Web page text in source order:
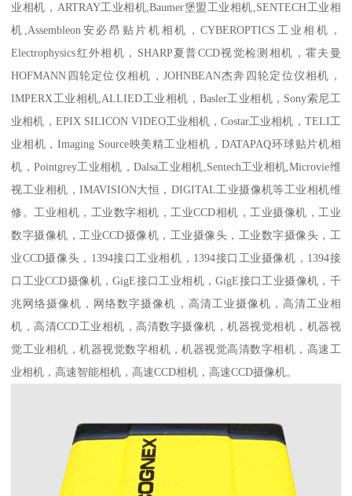
业相机，ARTRAY工业相机,Baumer堡盟工业相机,SENTECH工业相
机,Assembleon安必昂贴片机相机，CYBEROPTICS工业相机，
Electrophysics红外相机，SHARP夏普CCD视觉检测相机，霍夫曼
HOFMANN四轮定位仪相机，JOHNBEAN杰奔四轮定位仪相机，
IMPERX工业相机,ALLIED工业相机，Basler工业相机，Sony索尼工
业相机，EPIX SILICON VIDEO工业相机，Costar工业相机，TELI工
业相机，Imaging Source映美精工业相机，DATAPAQ环球贴片机相
机，Pointgrey工业相机，Dalsa工业相机,Sentech工业相机,Microvie维
视工业相机，IMAVISION大恒，DIGITAL工业摄像机等工业相机维
修。工业相机，工业数字相机，工业CCD相机，工业摄像机，工业
数字摄像机，工业CCD摄像机，工业摄像头，工业数字摄像头，工
业CCD摄像头，1394接口工业相机，1394接口工业摄像机，1394接
口工业CCD摄像机，GigE接口工业相机，GigE接口工业摄像机，千
兆网络摄像机，网络数字摄像机，高清工业摄像机，高清工业相
机，高清CCD工业相机，高清数字摄像机，机器视觉相机，机器视
觉工业相机，机器视觉数字相机，机器视觉高清数字相机，高速工
业相机，高速智能相机，高速CCD相机，高速CCD摄像机。